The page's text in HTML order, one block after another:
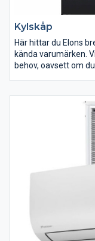
Kylskåp
Här hittar du Elons
kända varumärken.
behov, oavsett om
planerar att ställa
ska öppnas så du
dina matvanor styra